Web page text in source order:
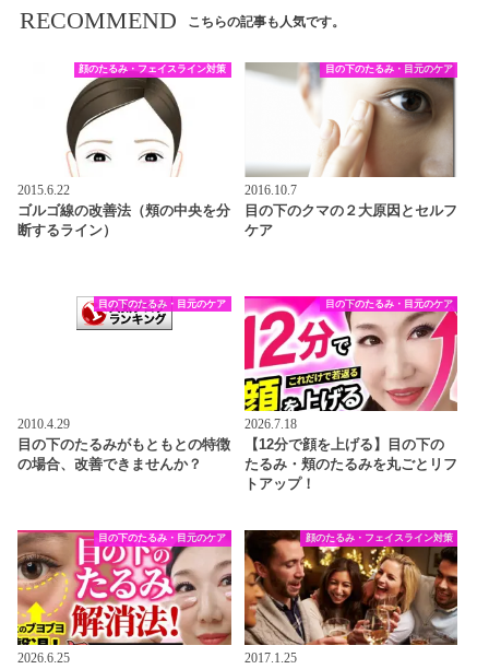
RECOMMEND こちらの記事も人気です。
顔のたるみ・フェイスライン対策
2015.6.22
ゴルゴ線の改善法（頬の中央を分
断するライン）
目の下のたるみ・目元のケア
2016.10.7
目の下のクマの２大原因とセルフ
ケア
目の下のたるみ・目元のケア
2010.4.29
目の下のたるみがもともとの特徴
の場合、改善できませんか？
目の下のたるみ・目元のケア
2026.7.18
【12分で顔を上げる】目の下の
たるみ・頬のたるみを丸ごとリフ
トアップ！
目の下のたるみ・目元のケア
2026.6.25
顔のたるみ・フェイスライン対策
2017.1.25